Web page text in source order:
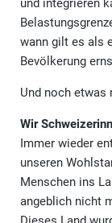
und integrieren
wann gilt es als
Bevölkerung
Und noch etwas
Wir
Immer wieder
unseren
Menschen ins
angeblich nicht